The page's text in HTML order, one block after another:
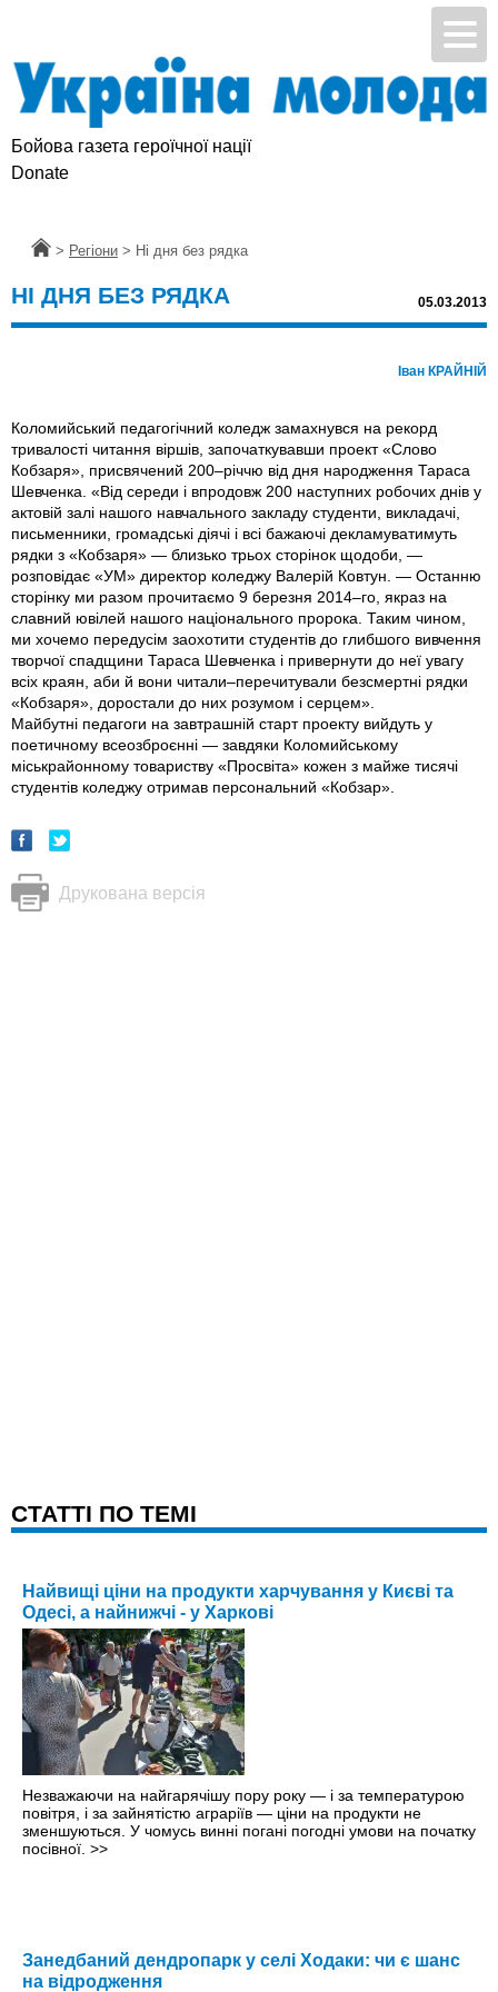
Бойова газета героїчної нації
Donate
Головна
> Регіони > Ні дня без рядка
НІ ДНЯ БЕЗ РЯДКА 05.03.2013
Іван КРАЙНІЙ
Коломийський педагогічний коледж замахнувся на рекорд
тривалості читання віршів, започаткувавши проект «Слово
Кобзаря», присвячений 200–річчю від дня народження Тараса
Шевченка. «Від середи і впродовж 200 наступних робочих днів у
актовій залі нашого навчального закладу студенти, викладачі,
письменники, громадські діячі і всі бажаючі декламуватимуть
рядки з «Кобзаря» — близько трьох сторінок щодоби, —
розповідає «УМ» директор коледжу Валерій Ковтун. — Останню
сторінку ми разом прочитаємо 9 березня 2014–го, якраз на
славний ювілей нашого національного пророка. Таким чином,
ми хочемо передусім заохотити студентів до глибшого вивчення
творчої спадщини Тараса Шевченка і привернути до неї увагу
всіх краян, аби й вони читали–перечитували безсмертні рядки
«Кобзаря», доростали до них розумом і серцем».
Майбутні педагоги на завтрашній старт проекту вийдуть у
поетичному всеозброєнні — завдяки Коломийському
міськрайонному товариству «Просвіта» кожен з майже тисячі
студентів коледжу отримав персональний «Кобзар».
Друкована версія
CТАТТІ ПО ТЕМІ
Найвищі ціни на продукти харчування у Києві та
Одесі, а найнижчі - у Харкові
Незважаючи на найгарячішу пору року — і за температурою
повітря, і за зайнятістю аграріїв — ціни на продукти не
зменшуються. У чомусь винні погані погодні умови на початку
посівної. >>
Занедбаний дендропарк у селі Ходаки: чи є шанс
на відродження